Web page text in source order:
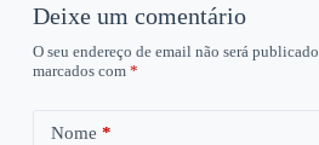
Deixe um comentário
O seu endereço de email não será publicado.
marcados com *
Nome *